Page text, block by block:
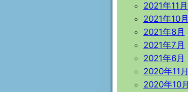
2021年11月
2021年10月
2021年8月
2021年7月
2021年6月
2020年11月
2020年10月